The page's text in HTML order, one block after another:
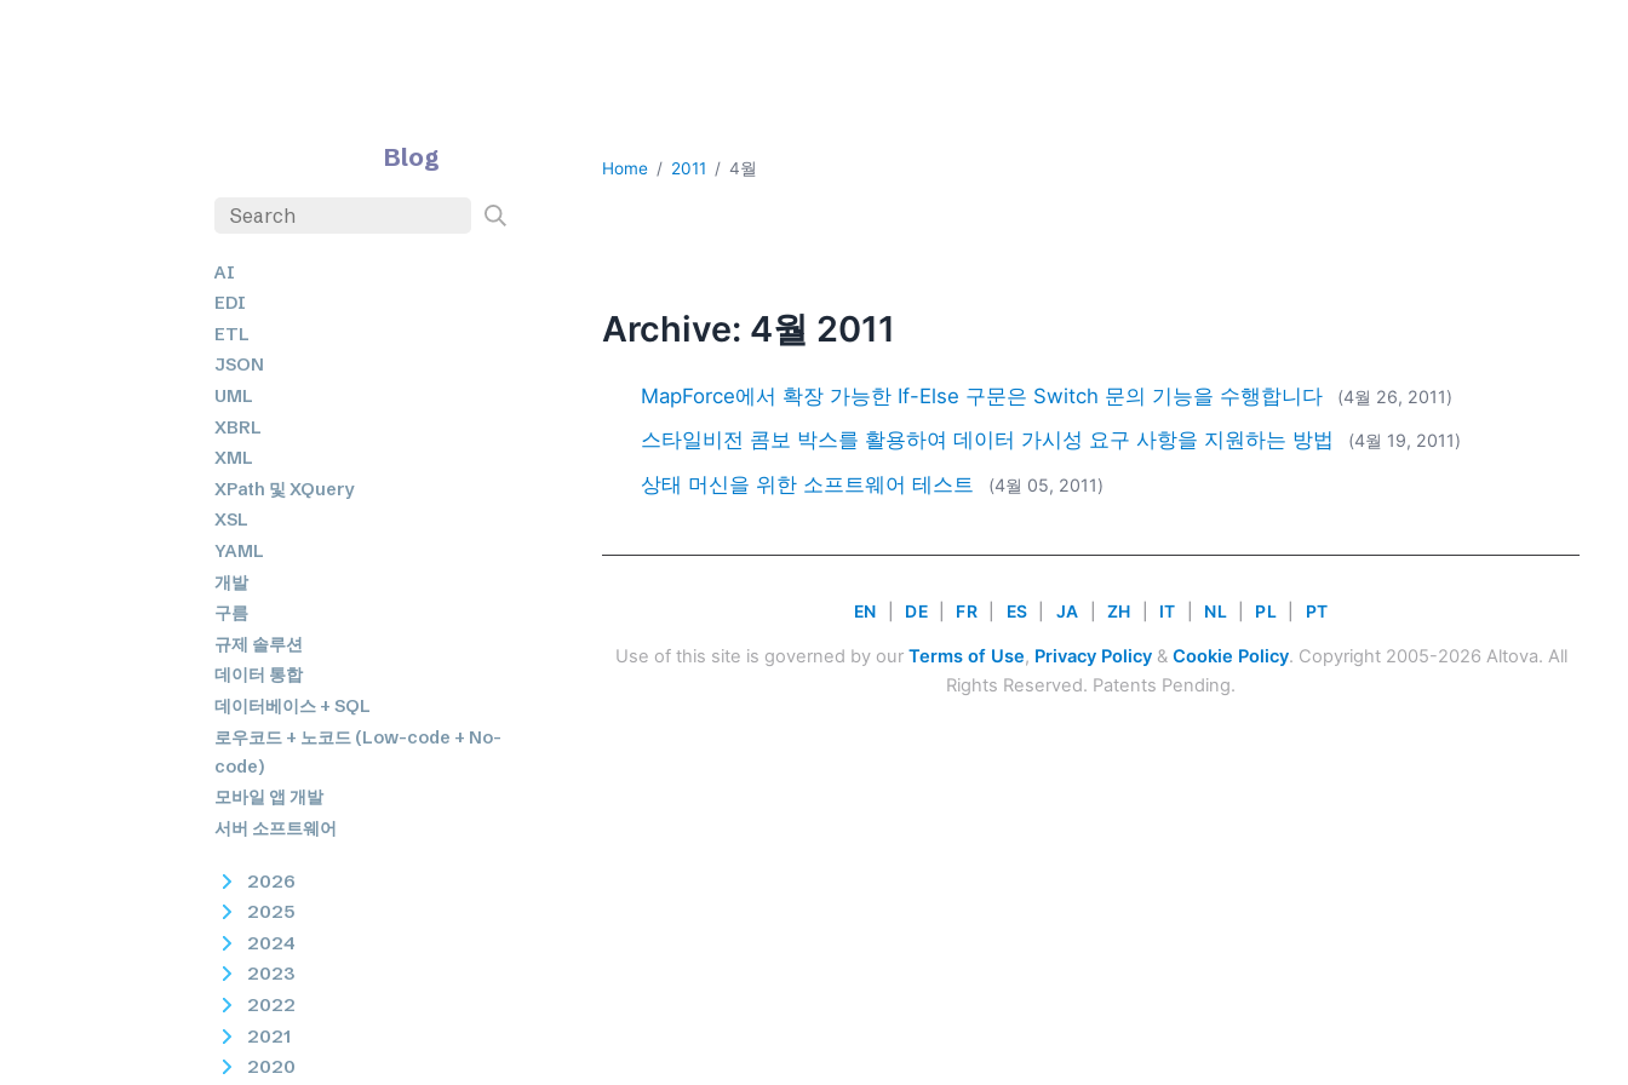
Blog
AI
EDI
ETL
JSON
UML
XBRL
XML
XPath 및 XQuery
XSL
YAML
개발
구름
규제 솔루션
데이터 통합
데이터베이스 + SQL
로우코드 + 노코드 (Low-code + No-
code)
모바일 앱 개발
서버 소프트웨어
2026
2025
2024
2023
2022
2021
2020
Home 2011 4월
Archive: 4월 2011
MapForce에서 확장 가능한 If-Else 구문은 Switch 문의 기능을 수행합니다 (4월 26, 2011)
스타일비전 콤보 박스를 활용하여 데이터 가시성 요구 사항을 지원하는 방법 (4월 19, 2011)
상태 머신을 위한 소프트웨어 테스트 (4월 05, 2011)
EN DE FR ES JA ZH IT NL PL PT
Use of this site is governed by our Terms of Use, Privacy Policy& Cookie Policy. Copyright 2005-2026 Altova. All
Rights Reserved. Patents Pending.